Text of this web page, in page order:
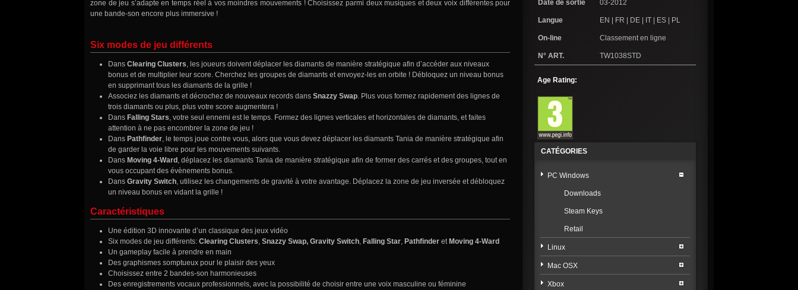
zone de jeu s’adapte en temps réel à vos moindres mouvements ! Choisissez parmi deux musiques et deux voix différentes pour
une bande-son encore plus immersive !
Six modes de jeu différents
Dans Clearing Clusters, les joueurs doivent déplacer les diamants de manière stratégique afin d’accéder aux niveaux
bonus et de multiplier leur score. Cherchez les groupes de diamants et envoyez-les en orbite ! Débloquez un niveau bonus
en supprimant tous les diamants de la grille !
Associez les diamants et décrochez de nouveaux records dans Snazzy Swap. Plus vous formez rapidement des lignes de
trois diamants ou plus, plus votre score augmentera !
Dans Falling Stars, votre seul ennemi est le temps. Formez des lignes verticales et horizontales de diamants, et faites
attention à ne pas encombrer la zone de jeu !
Dans Pathfinder, le temps joue contre vous, alors que vous devez déplacer les diamants Tania de manière stratégique afin
de garder la voie libre pour les mouvements suivants.
Dans Moving 4-Ward , déplacez les diamants Tania de manière stratégique afin de former des carrés et des groupes, tout en
vous occupant des évènements bonus.
Dans Gravity Switch, utilisez les changements de gravité à votre avantage. Déplacez la zone de jeu inversée et débloquez
un niveau bonus en vidant la grille !
Caractéristiques
Une édition 3D innovante d’un classique des jeux vidéo
Six modes de jeu différents: Clearing Clusters, Snazzy Swap, Gravity Switch, Falling Star, Pathfinder et Moving 4-Ward
Un gameplay facile à prendre en main
Des graphismes somptueux pour le plaisir des yeux
Choisissez entre 2 bandes-son harmonieuses
Des enregistrements vocaux professionnels, avec la possibilité de choisir entre une voix masculine ou féminine
Date de sortie 03-2012
Langue EN | FR | DE | IT | ES | PL
On-line Classement en ligne
N° ART. TW1038STD
Age Rating:
CATÉGORIES
PC Windows
Downloads
Steam Keys
Retail
Linux
Mac OSX
Xbox